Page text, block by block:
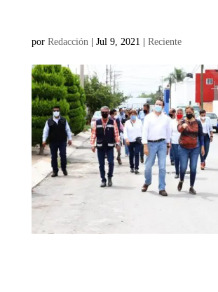
por Redacción | Jul 9, 2021 | Reciente